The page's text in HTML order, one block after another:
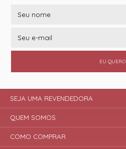
EU QUERO
SEJA UMA REVENDEDORA
QUEM SOMOS
COMO COMPRAR